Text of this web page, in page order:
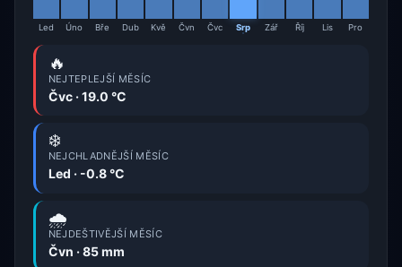
Led Úno Bře Dub Kvě Čvn Čvc Srp Zář Říj Lis Pro
🔥
NEJTEPLEJŠÍ MĚSÍC
Čvc · 19.0 °C
❄️
NEJCHLADNĚJŠÍ MĚSÍC
Led · -0.8 °C
🌧️
NEJDEŠTIVĚJŠÍ MĚSÍC
Čvn · 85 mm